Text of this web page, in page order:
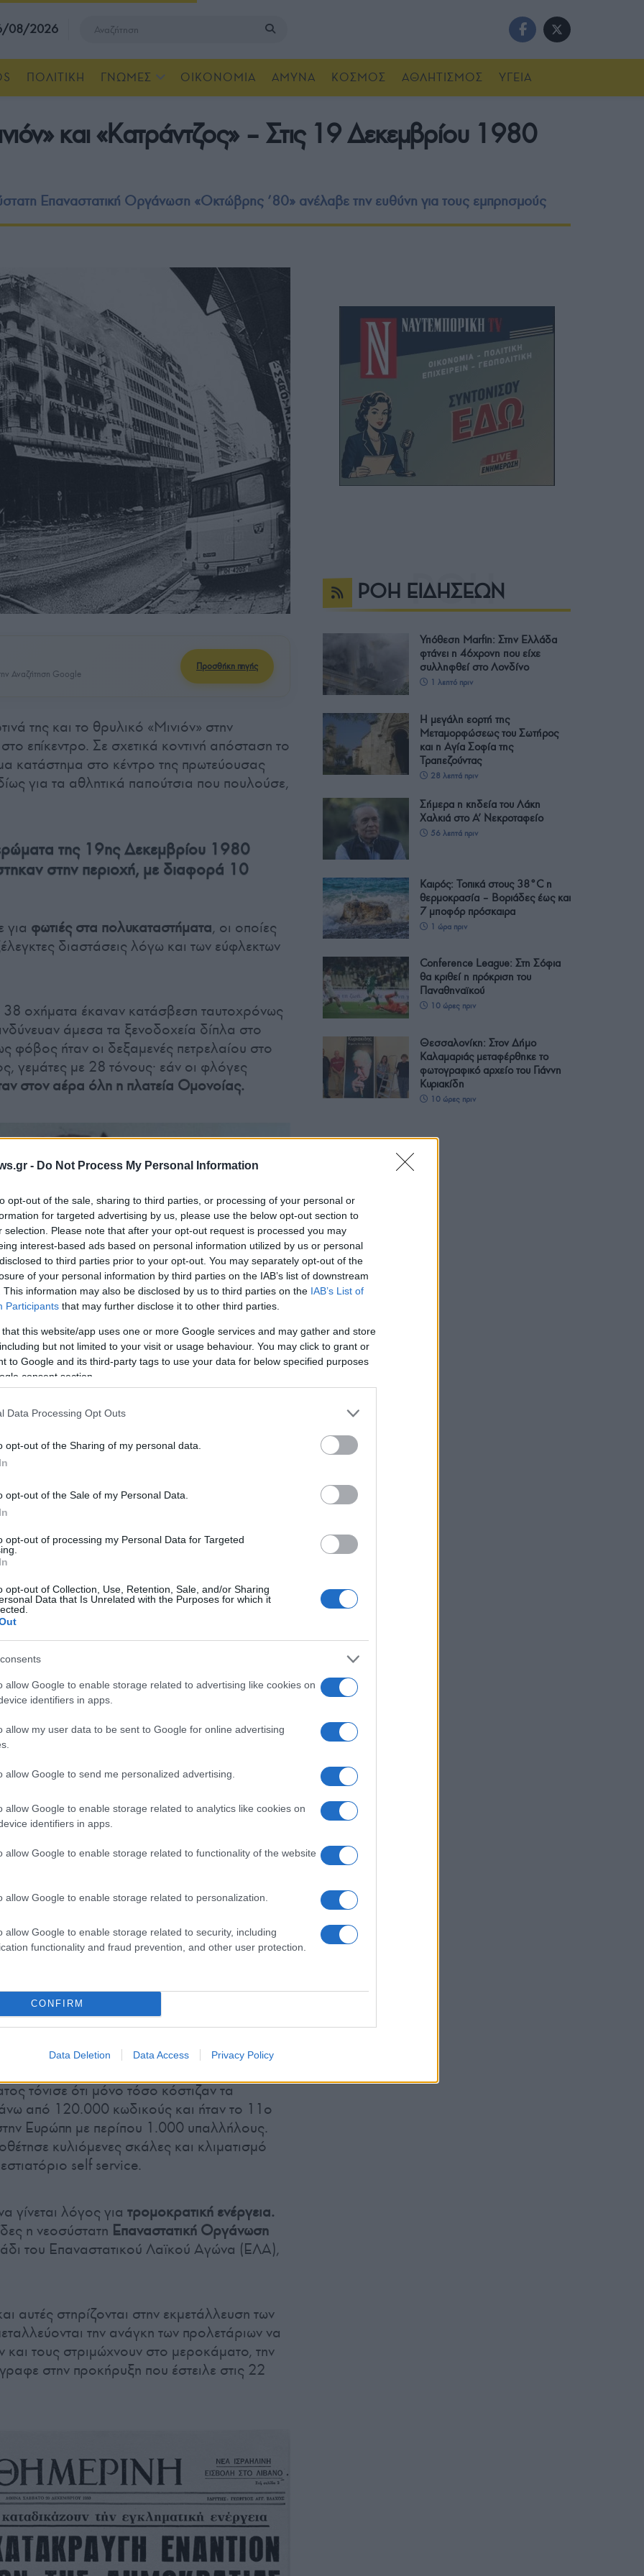
- Do Not Process My Personal Information
opt-out of the sale, sharing to third parties, or processing of your personal or
for targeted advertising by us, please use the below opt-out section to
selection. Please note that after your opt-out request is processed you may
interest-based ads based on personal information utilized by us or personal
to third parties prior to your opt-out. You may separately opt-out of the
of your personal information by third parties on the IAB’s list of downstream
This information may also be disclosed by us to third parties on the IAB’s List of
Participants that may further disclose it to other third parties.
that this website/app uses one or more Google services and may gather and store
but not limited to your visit or usage behaviour. You may click to grant or
to Google and its third-party tags to use your data for below specified purposes
consent section.
Data Processing Opt Outs
opt-out of the Sharing of my personal data.
opt-out of the Sale of my Personal Data.
opt-out of processing my Personal Data for Targeted
opt-out of Collection, Use, Retention, Sale, and/or Sharing
Data that Is Unrelated with the Purposes for which it
allow Google to enable storage related to advertising like cookies on
identifiers in apps.
allow my user data to be sent to Google for online advertising
allow Google to send me personalized advertising.
allow Google to enable storage related to analytics like cookies on
identifiers in apps.
allow Google to enable storage related to functionality of the website
allow Google to enable storage related to personalization.
allow Google to enable storage related to security, including
functionality and fraud prevention, and other user protection.
CONFIRM
Data Deletion Data Access Privacy Policy
08/2026
ΠΟΛΙΤΙΚΗ ΓΝΩΜΕΣ ΟΙΚΟΝΟΜΙΑ ΑΜΥΝΑ ΚΟΣΜΟΣ ΑΘΛΗΤΙΣΜΟΣ ΥΓΕΙΑ
και «Κατράντζος» – Στις 19 Δεκεμβρίου 1980
Επαναστατική Οργάνωση «Οκτώβρης ’80» ανέλαβε την ευθύνη για τους εμπρησμούς
Αναζήτηση Google
Προσθήκη πηγής
της και το θρυλικό «Μινιόν» στην
επίκεντρο. Σε σχετικά κοντινή απόσταση το
κατάστημα στο κέντρο της πρωτεύουσας
για τα αθλητικά παπούτσια που πουλούσε,
της 19ης Δεκεμβρίου 1980
στην περιοχή, με διαφορά 10
για φωτιές στα πολυκαταστήματα, οι οποίες
διαστάσεις λόγω και των εύφλεκτων
οχήματα έκαναν κατάσβεση ταυτοχρόνως
άμεσα τα ξενοδοχεία δίπλα στο
φόβος ήταν οι δεξαμενές πετρελαίου στο
γεμάτες με 28 τόνους· εάν οι φλόγες
στον αέρα όλη η πλατεία Ομονοίας.
μπάλα.
Γεώργιος Ράλλης, ο οποίος μαζί
απίστευτη (και σοκαριστική) εικόνα.
του «Μινιόν» Γιάννης Γεωργακάς. Το
στον Βλάση Κατράντζο, γιο του
λοιπόν, την επόμενη ημέρα οι
πρωτοσέλιδα. Η βροχή που έπεσε
βολή στα κουφάρια των δύο κτηρίων. Ο
αργότερα «άνοιξε» το πολυκατάστημα σε
Σπορ» δεν επαναλειτούργησε
στο «Μινιόν» στα 2 δισ. δραχμές.
τόνισε ότι μόνο τόσο κόστιζαν τα
από 120.000 κωδικούς και ήταν το 11o
Ευρώπη με περίπου 1.000 υπαλλήλους.
κυλιόμενες σκάλες και κλιματισμό
self service.
γίνεται λόγος για τρομοκρατική ενέργεια.
η νεοσύστατη Επαναστατική Οργάνωση
του Επαναστατικού Λαϊκού Αγώνα (ΕΛΑ),
αυτές στηρίζονται στην εκμετάλλευση των
την ανάγκη των προλετάριων να
τους στριμώχνουν στο μεροκάματο, την
στην προκήρυξη που έστειλε στις 22
ΡΟΗ ΕΙΔΗΣΕΩΝ
Υπόθεση Μarfin: Στην Ελλάδα
φτάνει η 46χρονη που είχε
συλληφθεί στο Λονδίνο
1 λεπτό πριν
Η μεγάλη εορτή της
Μεταμορφώσεως του Σωτήρος
και η Αγία Σοφία της
Τραπεζούντας
28 λεπτά πριν
Σήμερα η κηδεία του Λάκη
Χαλκιά στο Α’ Νεκροταφείο
56 λεπτά πριν
Καιρός: Τοπικά στους 38°C η
θερμοκρασία – Βοριάδες έως και
7 μποφόρ πρόσκαιρα
1 ώρα πριν
Conference League: Στη Σόφια
θα κριθεί η πρόκριση του
Παναθηναϊκού
10 ώρες πριν
Θεσσαλονίκη: Στον Δήμο
Καλαμαριάς μεταφέρθηκε το
φωτογραφικό αρχείο του Γιάννη
Κυριακίδη
10 ώρες πριν